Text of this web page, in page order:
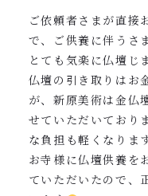
ご依頼者さまが直接
で、ご供養に伴うさ
とても気楽に仏壇じ
仏壇の引き取りはお
が、新原美術は金仏
せていただいており
な負担も軽くなりま
お寺様に仏壇供養を
ていただいたので、